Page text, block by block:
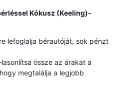
Kókusz (Keeling)-
lefoglalja bérautóját, sok pénzt
össze az árakat a
megtalálja a legjobb